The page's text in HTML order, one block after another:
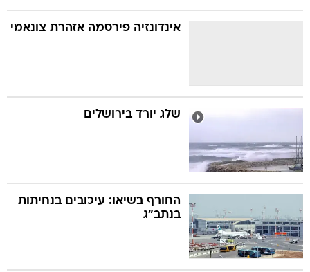
אינדונזיה פירסמה אזהרת צונאמי
שלג יורד בירושלים
החורף בשיאו: עיכובים בנחיתות
בנתב"ג